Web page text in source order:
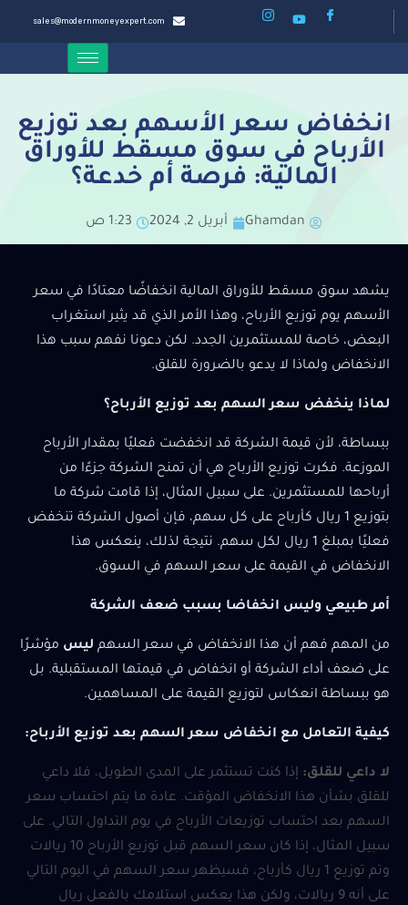
sales@modernmoneyexpert.com
انخفاض سعر الأسهم بعد توزيع
الأرباح في سوق مسقط للأوراق
المالية: فرصة أم خدعة؟
Ghamdan أبريل 2, 2024 1:23 ص
يشهد سوق مسقط للأوراق المالية انخفاضًا معتادًا في سعر
الأسهم يوم توزيع الأرباح، وهذا الأمر الذي قد يثير استغراب
البعض، خاصة للمستثمرين الجدد. لكن دعونا نفهم سبب هذا
الانخفاض ولماذا لا يدعو بالضرورة للقلق.
لماذا ينخفض سعر السهم بعد توزيع الأرباح؟
ببساطة، لأن قيمة الشركة قد انخفضت فعليًا بمقدار الأرباح
الموزعة. فكرت توزيع الأرباح هي أن تمنح الشركة جزءًا من
أرباحها للمستثمرين. على سبيل المثال، إذا قامت شركة ما
بتوزيع 1 ريال كأرباح على كل سهم، فإن أصول الشركة تنخفض
فعليًا بمبلغ 1 ريال لكل سهم. نتيجة لذلك، ينعكس هذا
الانخفاض في القيمة على سعر السهم في السوق.
أمر طبيعي وليس انخفاضا بسبب ضعف الشركة
من المهم فهم أن هذا الانخفاض في سعر السهم ليس مؤشرًا
على ضعف أداء الشركة أو انخفاض في قيمتها المستقبلية. بل
هو ببساطة انعكاس لتوزيع القيمة على المساهمين.
كيفية التعامل مع انخفاض سعر السهم بعد توزيع الأرباح:
لا داعي للقلق: إذا كنت تستثمر على المدى الطويل، فلا داعي
للقلق بشأن هذا الانخفاض المؤقت. عادة ما يتم احتساب سعر
السهم بعد احتساب توزيعات الأرباح في يوم التداول التالي. على
سبيل المثال، إذا كان سعر السهم قبل توزيع الأرباح 10 ريالات
وتم توزيع 1 ريال كأرباح، فسيظهر سعر السهم في اليوم التالي
على أنه 9 ريالات، ولكن هذا يعكس استلامك بالفعل ريال